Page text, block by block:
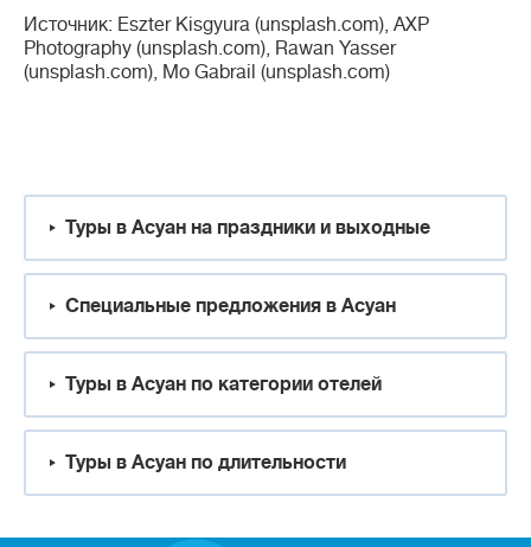
Источник: Eszter Kisgyura (unsplash.com), AXP
Photography (unsplash.com), Rawan Yasser
(unsplash.com), Mo Gabrail (unsplash.com)
Туры в Асуан на праздники и выходные
Специальные предложения в Асуан
Туры в Асуан по категории отелей
Туры в Асуан по длительности